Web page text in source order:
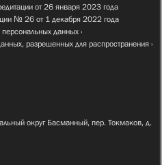
от 26 января 2023 года
№ 26 от 1 декабря 2022 года
данных
разрешенных для распространения
округ Басманный, пер. Токмаков, д.